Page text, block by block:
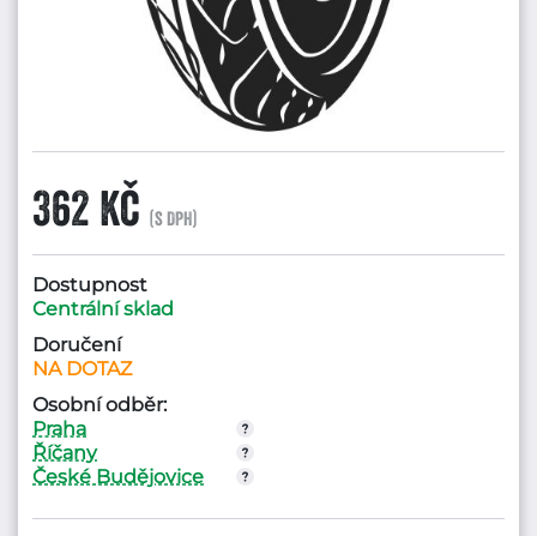
362 Kč (s DPH)
Dostupnost
Centrální sklad
Doručení
NA DOTAZ
Osobní odběr:
Praha
Říčany
České Budějovice